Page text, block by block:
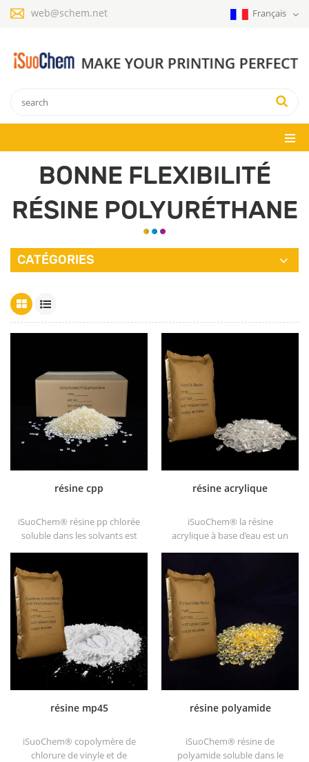
web@schem.net Français
BONNE FLEXIBILITÉ
RÉSINE POLYURÉTHANE
CATÉGORIES
résine cpp
iSuoChem® résine pp chlorée
soluble dans les solvants est
dans les solvants substrats de
polyoléfine.
résine acrylique
iSuoChem® la résine
acrylique à base d’eau est un
à l'abrasion, bonne solubilité,
transparence élevée, bonne
imprimabilité et bonne
transitivité.
résine mp45
iSuoChem® copolymère de
chlorure de vinyle et de
résine polyamide
iSuoChem® résine de
polyamide soluble dans le